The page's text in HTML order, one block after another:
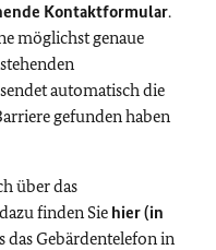
Kontaktformular.
möglichst genaue
automatisch die
gefunden haben
über das
finden Sie hier (in
das Gebärdentelefon in